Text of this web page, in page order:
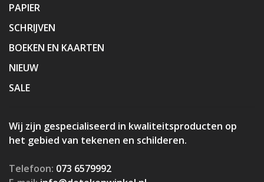
PAPIER
SCHRIJVEN
BOEKEN EN KAARTEN
NIEUW
SALE
Wij zijn gespecialiseerd in kwaliteitsproducten op
het gebied van tekenen en schilderen.
Telefoon: 073 6579992